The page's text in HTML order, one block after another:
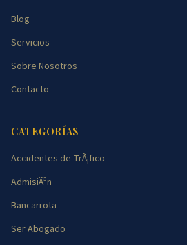
Blog
Servicios
Sobre Nosotros
Contacto
CATEGORÍAS
Accidentes de TrÃ¡fico
AdmisiÃ³n
Bancarrota
Ser Abogado